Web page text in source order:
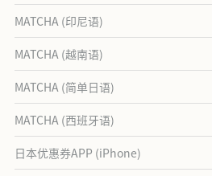
MATCHA (印尼语)
MATCHA (越南语)
MATCHA (简单日语)
MATCHA (西班牙语)
日本优惠券APP (iPhone)